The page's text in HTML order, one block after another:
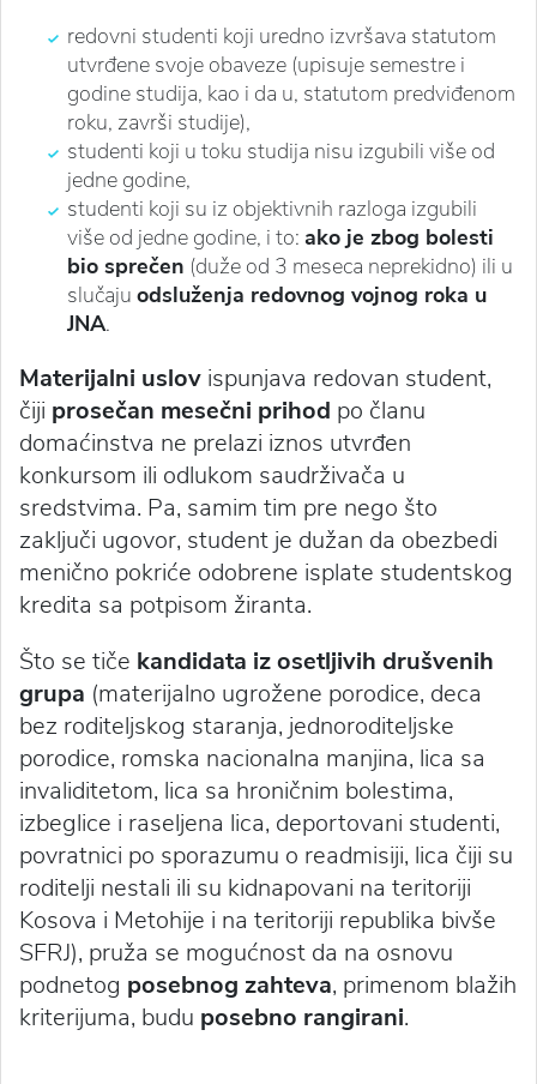
redovni studenti koji uredno izvršava statutom
utvrđene svoje obaveze (upisuje semestre i
godine studija, kao i da u, statutom predviđenom
roku, završi studije),
studenti koji u toku studija nisu izgubili više od
jedne godine,
studenti koji su iz objektivnih razloga izgubili
više od jedne godine, i to: ako je zbog bolesti
bio sprečen (duže od 3 meseca neprekidno) ili u
slučaju odsluženja redovnog vojnog roka u
JNA.
Materijalni uslov ispunjava redovan student,
čiji prosečan mesečni prihod po članu
domaćinstva ne prelazi iznos utvrđen
konkursom ili odlukom saudrživača u
sredstvima. Pa, samim tim pre nego što
zaključi ugovor, student je dužan da obezbedi
menično pokriće odobrene isplate studentskog
kredita sa potpisom žiranta.
Što se tiče kandidata iz osetljivih drušvenih
grupa (materijalno ugrožene porodice, deca
bez roditeljskog staranja, jednoroditeljske
porodice, romska nacionalna manjina, lica sa
invaliditetom, lica sa hroničnim bolestima,
izbeglice i raseljena lica, deportovani studenti,
povratnici po sporazumu o readmisiji, lica čiji su
roditelji nestali ili su kidnapovani na teritoriji
Kosova i Metohije i na teritoriji republika bivše
SFRJ), pruža se mogućnost da na osnovu
podnetog posebnog zahteva, primenom blažih
kriterijuma, budu posebno rangirani.